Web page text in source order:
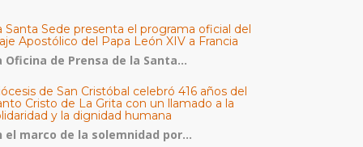
Santa Sede presenta el programa oficial del
Apostólico del Papa León XIV a Francia
Oficina de Prensa de la Santa...
de San Cristóbal celebró 416 años del
Cristo de La Grita con un llamado a la
y la dignidad humana
el marco de la solemnidad por...